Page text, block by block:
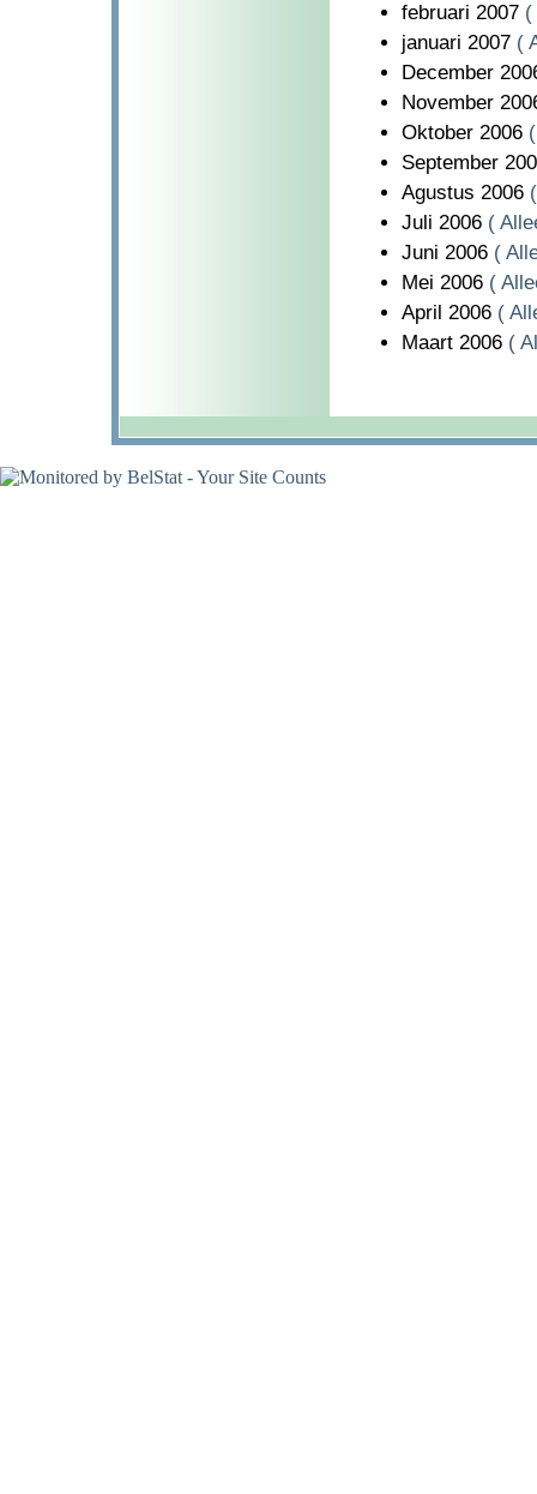
februari 2007 (
januari 2007 (
December
November
Oktober 2006
September
Agustus 2006
Juli 2006 (
Juni 2006 (
Mei 2006 (
April 2006 (
Maart 2006 (